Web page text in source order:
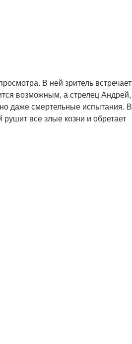
В ней зритель встречает
возможным, а стрелец Андрей,
но даже смертельные испытания. В
все злые козни и обретает